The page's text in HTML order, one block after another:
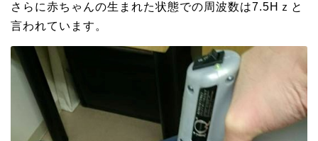
さらに赤ちゃんの生まれた状態での周波数は7.5Hｚと
言われています。